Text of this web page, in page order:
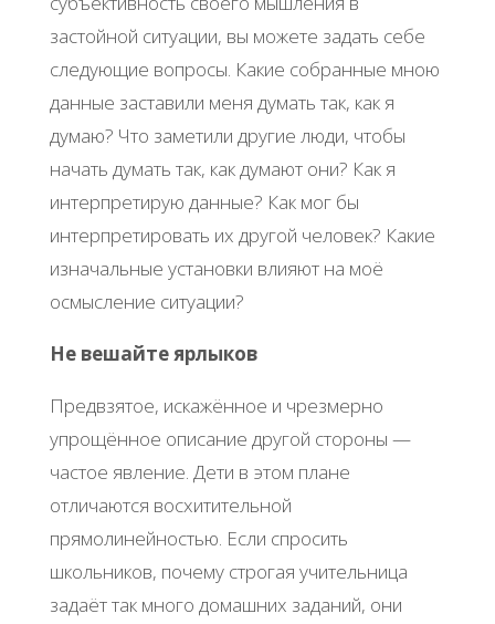
застойной ситуации, вы можете задать себе
следующие вопросы. Какие собранные мною
данные заставили меня думать так, как я
думаю? Что заметили другие люди, чтобы
начать думать так, как думают они? Как я
интерпретирую данные? Как мог бы
интерпретировать их другой человек? Какие
изначальные установки влияют на моё
осмысление ситуации?
Не вешайте ярлыков
Предвзятое, искажённое и чрезмерно
упрощённое описание другой стороны —
частое явление. Дети в этом плане
отличаются восхитительной
прямолинейностью. Если спросить
школьников, почему строгая учительница
задаёт так много домашних заданий, они